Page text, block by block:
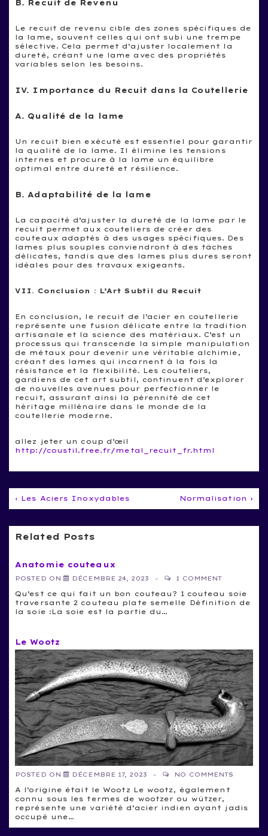
B. Recuit de Revenu
Le recuit de revenu cible des zones spécifiques de
la lame, souvent celles qui ont subi une trempe
sélective. Cela permet d’ajuster localement la
dureté, créant une lame avec des propriétés
variables selon les besoins.
IV. Importance du Recuit dans la Coutellerie
A. Qualité de la lame
Un recuit bien exécuté est essentiel pour garantir
la qualité de la lame. Il élimine les tensions
internes et procure à la lame un équilibre
optimal entre dureté et résilience.
B. Adaptabilité de la lame
La capacité d’ajuster la dureté de la lame par le
recuit permet aux couteliers de créer des
couteaux adaptés à des usages spécifiques. Des
lames plus souples conviendront à des tâches
délicates, tandis que des lames plus dures seront
idéales pour des travaux exigeants.
VII. Conclusion : L’Art Subtil du Recuit
En conclusion, le recuit de l’acier en coutellerie
représente une fusion délicate entre la tradition
artisanale et la science des matériaux. C’est un
processus qui transcende la simple manipulation
de métaux pour devenir une véritable alchimie,
créant des lames qui incarnent à la fois la
résistance et la flexibilité. Les couteliers,
gardiens de cet art subtil, continuent d’explorer
de nouvelles avenues pour perfectionner le
recuit, assurant ainsi la pérennité de cet
héritage millénaire dans le monde de la
coutellerie moderne.
allez jeter un coup d’œil
http://coustil.free.fr/metal_recuit_fr.html
Navigation
de
Previous
‹ Les Aciers Inoxydables
Next
Normalisation ›
Related Posts
Anatomie couteaux
POSTED ON DÉCEMBRE 24, 2023 1 COMMENT
Qu’est ce qui fait un bon couteau? 1 couteau soie
traversante 2 couteau plate semelle Définition de
la soie :La soie est la partie du…
Le Wootz
POSTED ON DÉCEMBRE 17, 2023 NO COMMENTS
A l’origine était le Wootz Le wootz, également
connu sous les termes de wootzer ou wûtzer,
représente une variété d’acier indien ayant jadis
occupé une…